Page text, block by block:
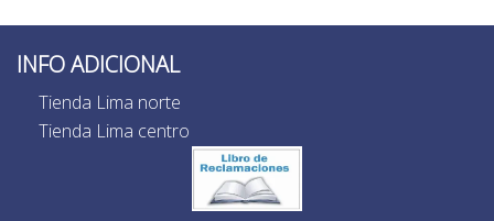
INFO ADICIONAL
Tienda Lima norte
Tienda Lima centro